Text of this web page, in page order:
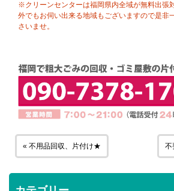
※クリーンセンターは福岡県内全域が無料出張
外でもお伺い出来る地域もございますので是非
さいませ。
« 不用品回収、片付け★ 不